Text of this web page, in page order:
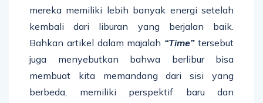
mereka memiliki lebih banyak energi setelah
kembali dari liburan yang berjalan baik.
Bahkan artikel dalam majalah “Time”tersebut
juga menyebutkan bahwa berlibur bisa
membuat kita memandang dari sisi yang
berbeda, memiliki perspektif baru dan